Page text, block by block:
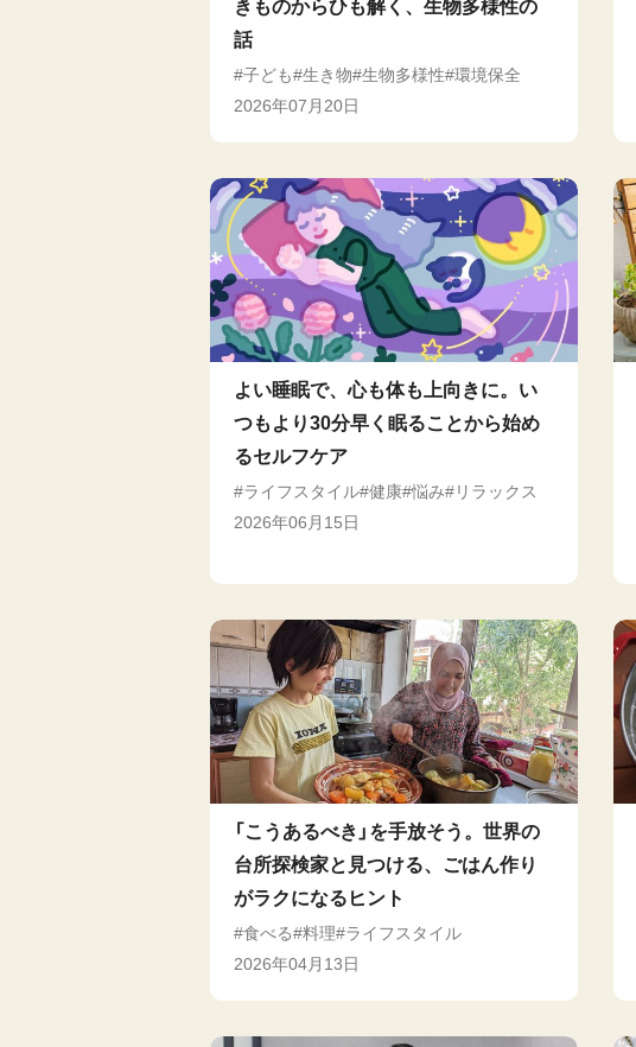
きものからひも解く、生物多様性の
話
子ども 生き物 生物多様性 環境保全
2026年07月20日
よい睡眠で、心も体も上向きに。い
つもより30分早く眠ることから始め
るセルフケア
ライフスタイル 健康 悩み
リラックス
2026年06月15日
「こうあるべき」を手放そう。世界の
台所探検家と見つける、ごはん作り
がラクになるヒント
食べる 料理
ライフスタイル
2026年04月13日